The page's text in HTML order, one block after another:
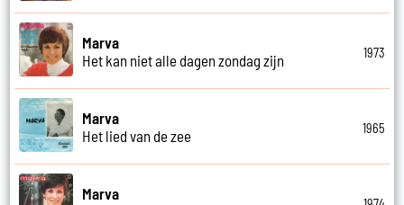
Marva
Het kan niet alle dagen zondag zijn
1973
Marva
Het lied van de zee
1965
Marva